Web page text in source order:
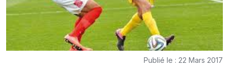
Publié le : 22 Mars 2017